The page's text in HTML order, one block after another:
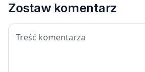
Zostaw komentarz